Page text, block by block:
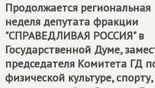
Продолжается региональная
неделя депутата фракции
"СПРАВЕДЛИВАЯ РОССИЯ" в
Государственной Думе,
председателя Комитета ГД
физической культуре,